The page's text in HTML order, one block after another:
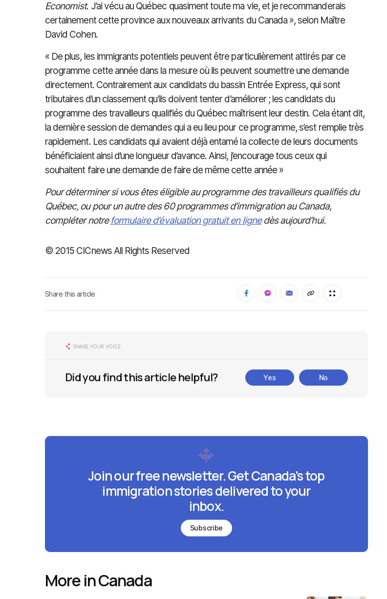
Economist. J’ai vécu au Québec quasiment toute ma vie, et je recommanderais
certainement cette province aux nouveaux arrivants du Canada », selon Maître
David Cohen.
« De plus, les immigrants potentiels peuvent être particulièrement attirés par ce
programme cette année dans la mesure où ils peuvent soumettre une demande
directement. Contrairement aux candidats du bassin Entrée Express, qui sont
tributaires d’un classement qu’ils doivent tenter d’améliorer ; les candidats du
programme des travailleurs qualifiés du Québec maîtrisent leur destin. Cela étant dit,
la dernière session de demandes qui a eu lieu pour ce programme, s’est remplie très
rapidement. Les candidats qui avaient déjà entamé la collecte de leurs documents
bénéficiaient ainsi d’une longueur d’avance. Ainsi, j’encourage tous ceux qui
souhaitent faire une demande de faire de même cette année »
Pour déterminer si vous êtes éligible au programme des travailleurs qualifiés du
Québec, ou pour un autre des 60 programmes d’immigration au Canada,
compléter notreformulaire d’évaluation gratuit en lignedès aujourd’hui.
© 2015 CICnews All Rights Reserved
Share this article
SHARE YOUR VOICE
Did you find this article helpful? Yes No
Join our free newsletter. Get Canada's top
immigration stories delivered to your
inbox.
Subscribe
More in Canada